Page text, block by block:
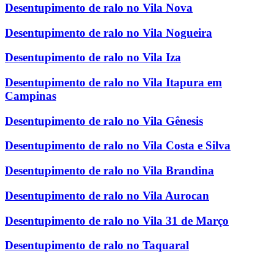
Desentupimento de ralo no Vila Nova
Desentupimento de ralo no Vila Nogueira
Desentupimento de ralo no Vila Iza
Desentupimento de ralo no Vila Itapura em
Campinas
Desentupimento de ralo no Vila Gênesis
Desentupimento de ralo no Vila Costa e Silva
Desentupimento de ralo no Vila Brandina
Desentupimento de ralo no Vila Aurocan
Desentupimento de ralo no Vila 31 de Março
Desentupimento de ralo no Taquaral